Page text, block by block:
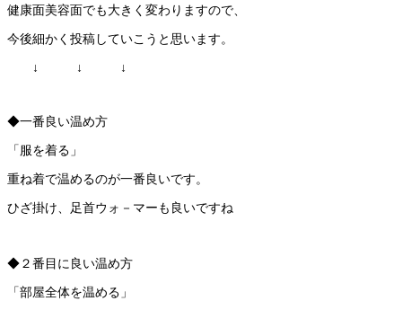
健康面美容面でも大きく変わりますので、
今後細かく投稿していこうと思います。
↓ ↓ ↓
◆一番良い温め方
「服を着る」
重ね着で温めるのが一番良いです。
ひざ掛け、足首ウォ－マーも良いですね
◆２番目に良い温め方
「部屋全体を温める」